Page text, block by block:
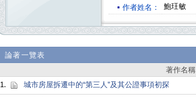
作者姓名： 鮑玨敏
論著一覽表
著作名稱
1.
城市房屋拆遷中的“第三人”及其公證事項初探